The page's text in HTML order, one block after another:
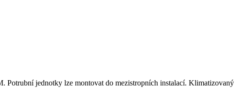
Potrubní jednotky lze montovat do mezistropních instalací. Klimatizovaný